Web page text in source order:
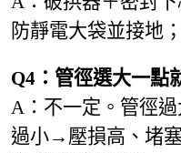
防靜電大袋並接地
Q4：管徑選大一點
A：不一定。管徑
過小→壓損高、堵